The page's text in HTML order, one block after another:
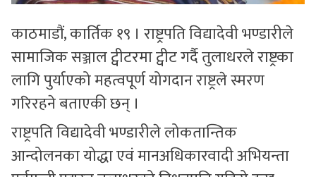
काठमाडौं, कार्तिक १९ । राष्ट्रपति विद्यादेवी भण्डारीले
सामाजिक सञ्जाल ट्वीटरमा ट्वीट गर्दै तुलाधरले राष्ट्रका
लागि पुर्याएको महत्वपूर्ण योगदान राष्ट्रले स्मरण
गरिरहने बताएकी छन् ।
राष्ट्रपति विद्यादेवी भण्डारीले लोकतान्तिक
आन्दोलनका योद्धा एवं मानअधिकारवादी अभियन्ता